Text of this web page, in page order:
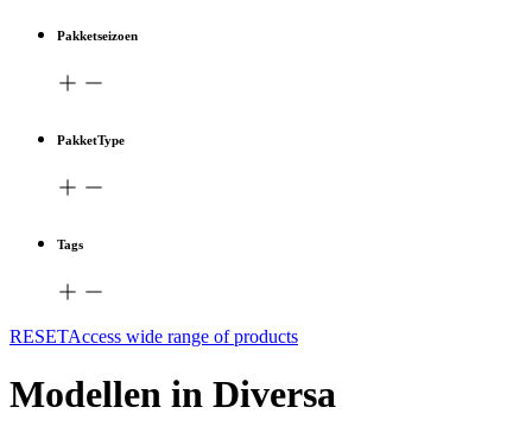
Pakketseizoen
PakketType
Tags
RESETAccess wide range of products
Modellen in Diversa